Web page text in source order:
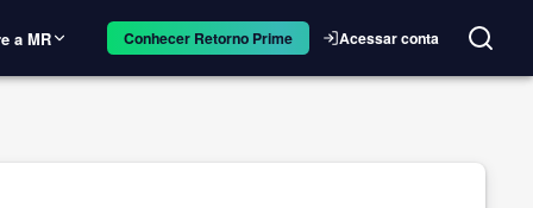
a MR Conhecer Retorno Prime Acessar conta